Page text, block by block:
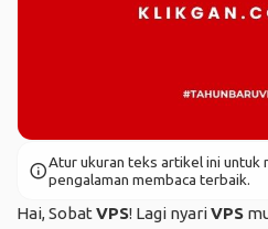
infoAtur ukuran teks artikel ini untuk
pengalaman membaca terbaik.
Hai, Sobat VPS! Lagi nyariVPS